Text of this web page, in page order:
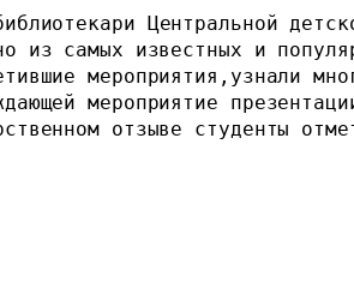
из самых известных и
мероприятия,узнали
мероприятие
отзыве студенты